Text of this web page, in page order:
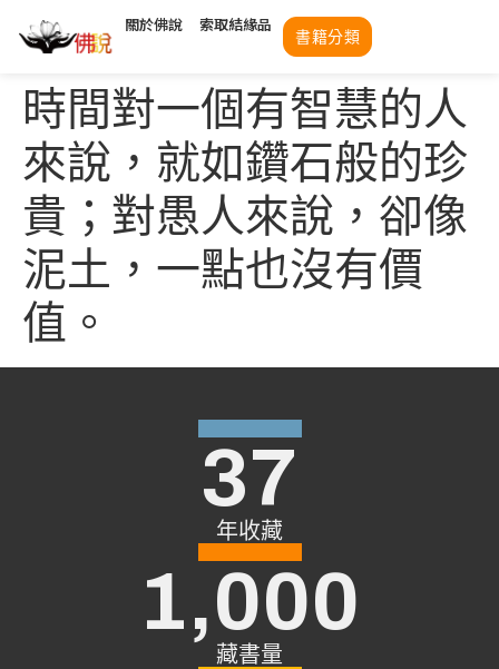
關於佛說 索取結緣品
書籍分類
時間對一個有智慧的人
來說，就如鑽石般的珍
貴；對愚人來說，卻像
泥土，一點也沒有價
值。
年收藏
37
藏書量
1,000